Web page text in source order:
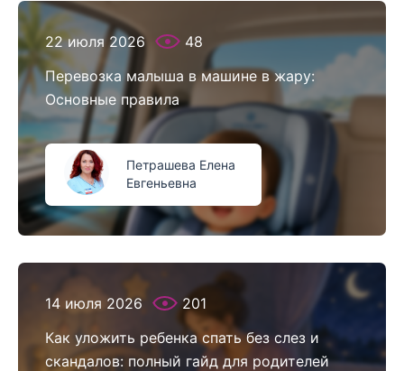
22 июля 2026
48
Перевозка малыша в машине в жару:
Основные правила
Петрашева Елена
Евгеньевна
14 июля 2026
201
Как уложить ребенка спать без слез и
скандалов: полный гайд для родителей